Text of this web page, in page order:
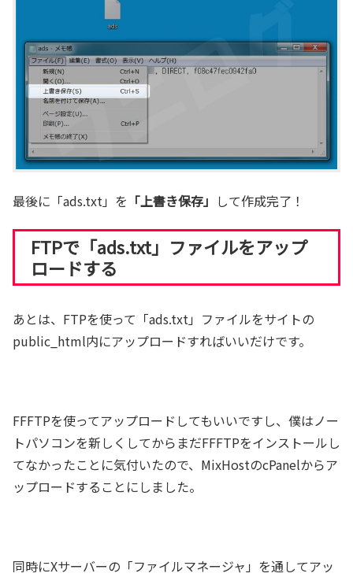
最後に「ads.txt」を 「上書き保存」 して作成完了！
FTPで「ads.txt」ファイルをアップ
ロードする
あとは、FTPを使って「ads.txt」ファイルをサイトの
public_html内にアップロードすればいいだけです。
FFFTPを使ってアップロードしてもいいですし、僕はノー
トパソコンを新しくしてからまだFFFTPをインストールし
てなかったことに気付いたので、MixHostのcPanelからア
ップロードすることにしました。
同時にXサーバーの「ファイルマネージャ」を通してアッ